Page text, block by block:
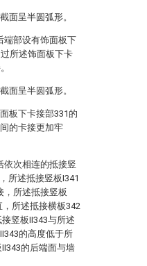
面呈半圆弧形。
端部设有饰面板下
所述饰面板下卡
面呈半圆弧形。
板下卡接部331的
的卡接更加牢
依次相连的抵接竖
所述抵接竖板I341
，所述抵接竖板
所述抵接横板342
竖板II343与所述
的高度低于所
的后端面与墙